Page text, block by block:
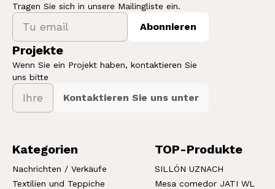
Tragen Sie sich in unsere Mailingliste ein.
Abonnieren
Projekte
Wenn Sie ein Projekt haben, kontaktieren Sie
uns bitte
Kontaktieren Sie uns unter
Kategorien
Nachrichten / Verkäufe
Textilien und Teppiche
TOP-Produkte
SILLÓN UZNACH
Mesa comedor JATI WL